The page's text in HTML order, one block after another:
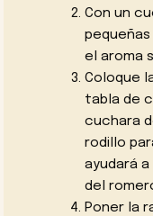
Con un
el aroma
Coloque
tabla de
cuchara
rodillo
ayudará
del
Poner la